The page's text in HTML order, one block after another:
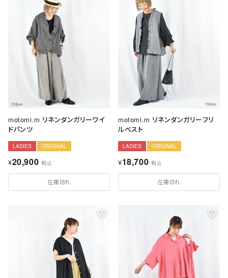
motomi.m リネンダンガリーワイ
ドパンツ
LADIES ORIGINAL
¥20,900 税込
在庫切れ
motomi.m リネンダンガリーフリ
ルベスト
LADIES ORIGINAL
¥18,700 税込
在庫切れ